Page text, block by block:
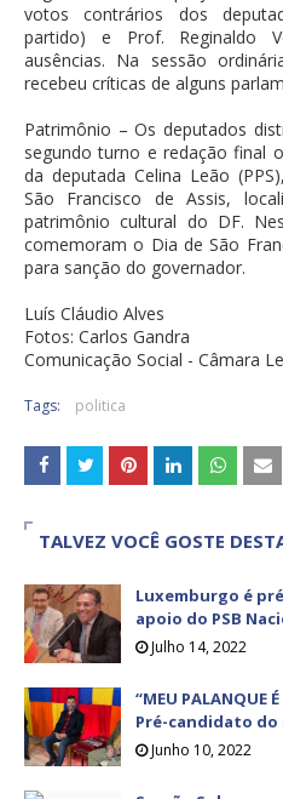
votos contrários dos
partido) e Prof. Reginaldo
ausências. Na sessão
recebeu críticas de alguns
Patrimônio – Os deputados
segundo turno e redação final
da deputada Celina Leão
São Francisco de Assis,
patrimônio cultural do DF.
comemoram o Dia de São
para sanção do governador.
Luís Cláudio Alves
Fotos: Carlos Gandra
Comunicação Social - Câmara
Tags: politica
TALVEZ VOCÊ GOSTE
Luxemburgo é
apoio do PSB
Julho 14, 2022
“MEU PALANQUE
Pré-candidato do
Junho 10, 2022